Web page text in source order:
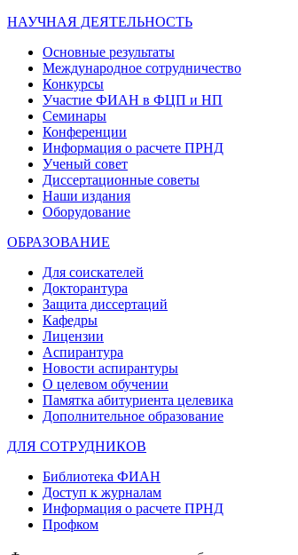
НАУЧНАЯ ДЕЯТЕЛЬНОСТЬ
Основные результаты
Международное сотрудничество
Конкурсы
Участие ФИАН в ФЦП и НП
Семинары
Конференции
Информация о расчете ПРНД
Ученый совет
Диссертационные советы
Наши издания
Оборудование
ОБРАЗОВАНИЕ
Для соискателей
Докторантура
Защита диссертаций
Кафедры
Лицензии
Аспирантура
Новости аспирантуры
О целевом обучении
Памятка абитуриента целевика
Дополнительное образование
ДЛЯ СОТРУДНИКОВ
Библиотека ФИАН
Доступ к журналам
Информация о расчете ПРНД
Профком